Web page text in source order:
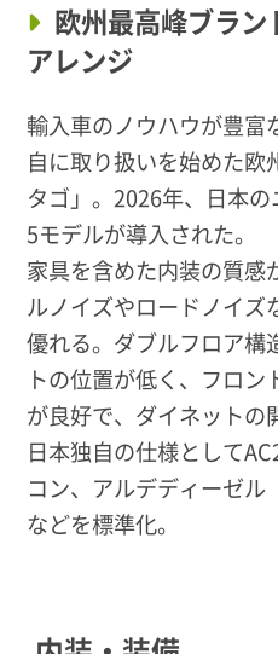
欧州最高峰ブラ
アレンジ
輸入車のノウハウが豊富
自に取り扱いを始めた
タゴ」。2026年、日本
5モデルが導入された。
家具を含めた内装の質感
ルノイズやロードノイズ
優れる。ダブルフロア構
トの位置が低く、フロ
が良好で、ダイネットの
日本独自の仕様として
コン、アルデディーゼル
などを標準化。